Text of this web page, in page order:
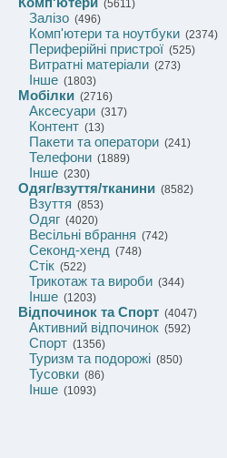
(5611)
Залізо (496)
Комп'ютери та ноутбуки (2374)
Периферійні пристрої (525)
Витратні матеріали (273)
Інше (1803)
Мобілки (2716)
Аксесуари (317)
Контент (13)
Пакети та оператори (241)
Телефони (1889)
Інше (230)
Одяг/взуття/тканини (8582)
Взуття (853)
Одяг (4020)
Весільні вбрання (742)
Секонд-хенд (748)
Стік (522)
Трикотаж та вироби (344)
Інше (1203)
Відпочинок та Спорт (4047)
Активний відпочинок (592)
Спорт (1356)
Туризм та подорожі (850)
Тусовки (86)
Інше (1093)